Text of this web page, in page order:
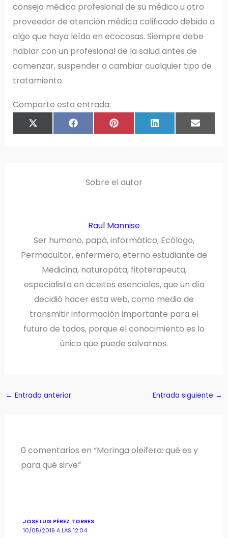
consejo médico profesional de su médico u otro
proveedor de atención médica calificado debido a
algo que haya leído en ecocosas. Siempre debe
hablar con un profesional de la salud antes de
comenzar, suspender o cambiar cualquier tipo de
tratamiento.
Comparte esta entrada:
COMPARTIR
EN
X
T
COMPARTIR
F
C
COMPARTIR
P
N
COMPARTIR
EN
L
N
E
A
Sobre el autor
Raul Mannise
Ser humano, papá, informático, Ecólogo,
Permacultor, enfermero, eterno estudiante de
Medicina, naturopáta, fitoterapeuta,
especialista en aceites esenciales, que un día
decidió hacer esta web, como medio de
transmitir información importante para el
futuro de todos, porque el conocimiento es lo
único que puede salvarnos.
← Entrada anterior Entrada siguiente →
0 comentarios en “Moringa oleifera: qué es y
para qué sirve”
JOSE LUIS PÉREZ TORRES
10/05/2019 A LAS 12:04